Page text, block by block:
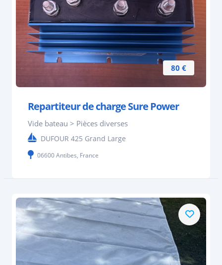
80 €
Repartiteur de charge Sure Power
Vide bateau > Pièces diverses
DUFOUR 425 Grand Large
06600 Antibes, France